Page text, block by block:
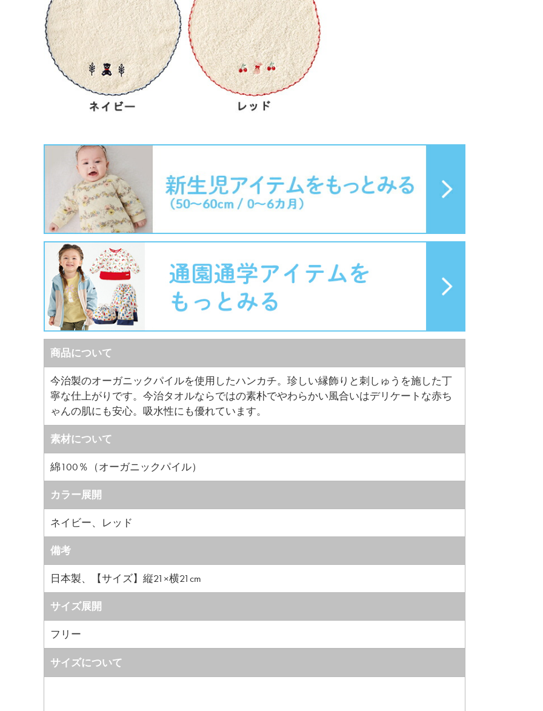
商品について
今治製のオーガニックパイルを使用したハンカチ。珍しい縁飾りと刺しゅうを施した丁
寧な仕上がりです。今治タオルならではの素朴でやわらかい風合いはデリケートな赤ち
ゃんの肌にも安心。吸水性にも優れています。
素材について
綿100％（オーガニックパイル）
カラー展開
ネイビー、レッド
備考
日本製、【サイズ】縦21×横21cm
サイズ展開
フリー
サイズについて